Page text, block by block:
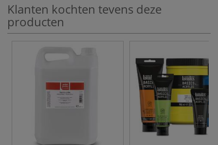
Klanten kochten tevens deze
producten